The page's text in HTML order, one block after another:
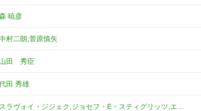
暁彦
村二朗,菅原慎矢
山田 秀臣
田 秀雄